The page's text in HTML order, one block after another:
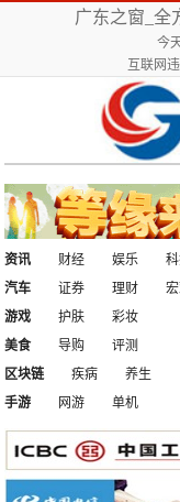
广东之窗_全
今
互联网
资讯 财经 娱乐
汽车
证券 理财
游戏
护肤
彩妆
美食
导购 评测
区块链
疾病
养生
手游
网游 单机